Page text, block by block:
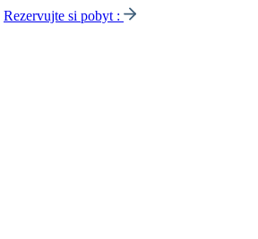
Rezervujte si pobyt :